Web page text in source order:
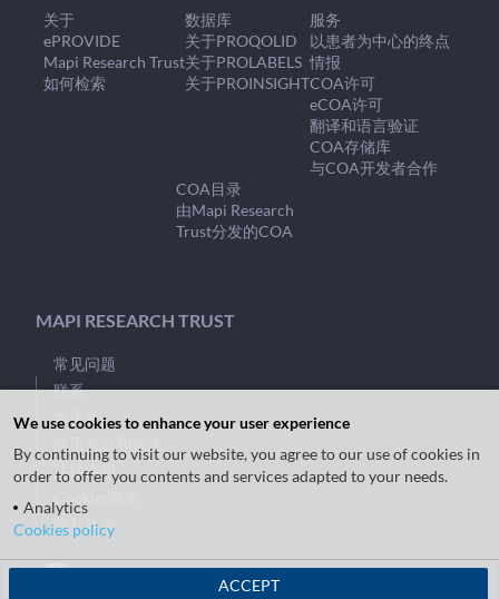
关于
ePROVIDE
Mapi Research Trust
如何检索
数据库
关于PROQOLID
关于PROLABELS
关于PROINSIGHT
服务
以患者为中心的终点
情报
COA许可
eCOA许可
翻译和语言验证
COA存储库
与COA开发者合作
COA目录
由Mapi Research
Trust分发的COA
MAPI RESEARCH TRUST
常见问题
联系
术语表
法律声明
隐私政策
We use cookies to enhance your user experience
By continuing to visit our website, you agree to our use of cookies in
order to offer you contents and services adapted to your needs.
Analytics
ACCEPT
Cookies policy